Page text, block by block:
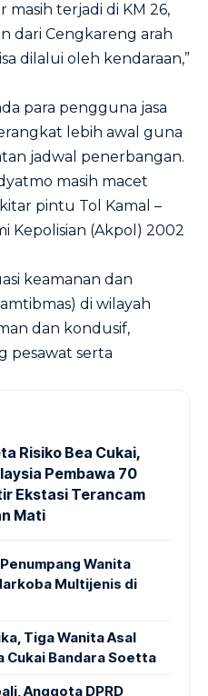
masih terjadi di KM 26,
dari Cengkareng arah
dilalui oleh kendaraan,”
para pengguna jasa
lebih awal guna
jadwal penerbangan.
masih macet
pintu Tol Kamal –
Kepolisian (Akpol) 2002
keamanan dan
di wilayah
dan kondusif,
pesawat serta
Risiko Bea Cukai,
Pembawa 70
Ekstasi Terancam
Mati
Wanita
Multijenis di
Tiga Wanita Asal
Cukai Bandara Soetta
Anggota DPRD